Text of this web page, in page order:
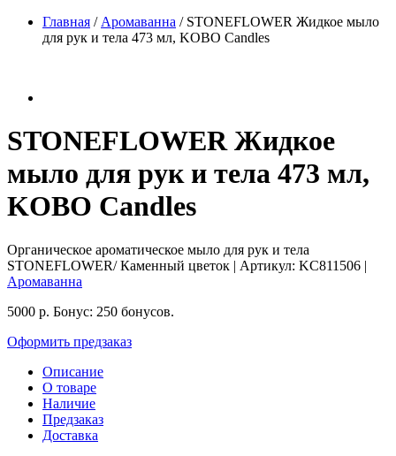
Главная / Аромаванна / STONEFLOWER Жидкое мыло
для рук и тела 473 мл, KOBO Candles
STONEFLOWER Жидкое
мыло для рук и тела 473 мл,
KOBO Candles
Органическое ароматическое мыло для рук и тела
STONEFLOWER/ Каменный цветок | Артикул: KC811506 |
Аромаванна
5000 р. Бонус: 250 бонусов.
Оформить предзаказ
Описание
О товаре
Наличие
Предзаказ
Доставка